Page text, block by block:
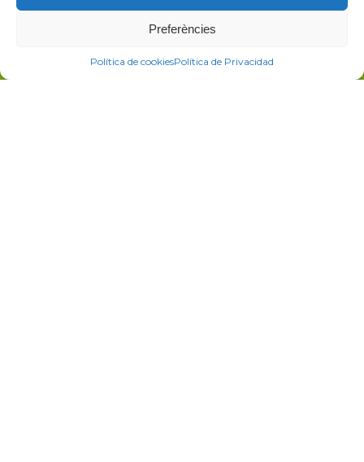
Preferències
Política de cookiesPolítica de Privacidad